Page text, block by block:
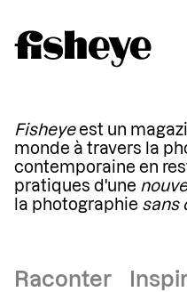
Fisheyeest un
monde à travers la
contemporaine en
pratiques d'une
la photographie sans
Raconter